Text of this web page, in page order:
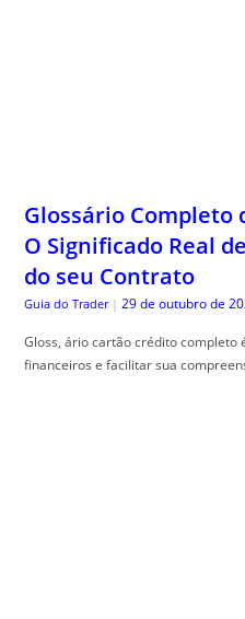
Glossário Completo
O Significado Real
do seu Contrato
Guia do Trader | 29 de outubro de
Gloss, ário cartão crédito
financeiros e facilitar sua